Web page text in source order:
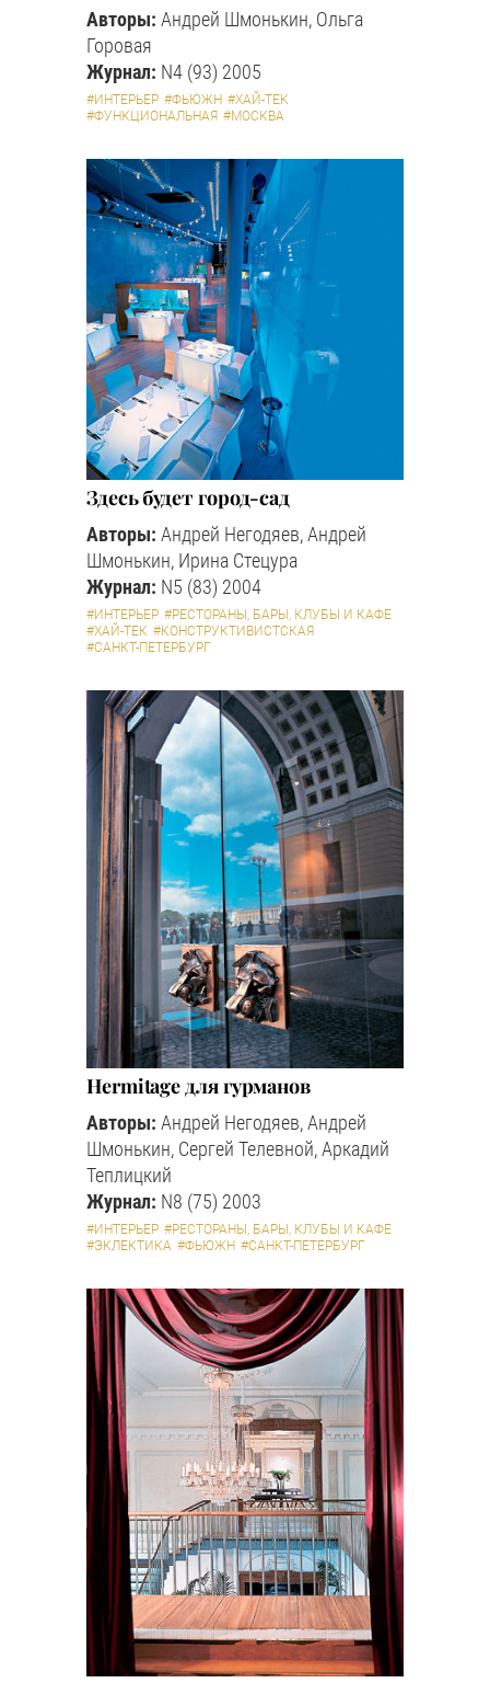
Авторы: Андрей Шмонькин, Ольга
Горовая
Журнал: N4 (93) 2005
#ИНТЕРЬЕР #ФЬЮЖН #ХАЙ-ТЕК
#ФУНКЦИОНАЛЬНАЯ #МОСКВА
Здесь будет город-сад
Авторы: Андрей Негодяев, Андрей
Шмонькин, Ирина Стецура
Журнал: N5 (83) 2004
#ИНТЕРЬЕР #РЕСТОРАНЫ, БАРЫ, КЛУБЫ И КАФЕ
#ХАЙ-ТЕК #КОНСТРУКТИВИСТСКАЯ
#САНКТ-ПЕТЕРБУРГ
Hermitage для гурманов
Авторы: Андрей Негодяев, Андрей
Шмонькин, Сергей Телевной, Аркадий
Теплицкий
Журнал: N8 (75) 2003
#ИНТЕРЬЕР #РЕСТОРАНЫ, БАРЫ, КЛУБЫ И КАФЕ
#ЭКЛЕКТИКА #ФЬЮЖН #САНКТ-ПЕТЕРБУРГ